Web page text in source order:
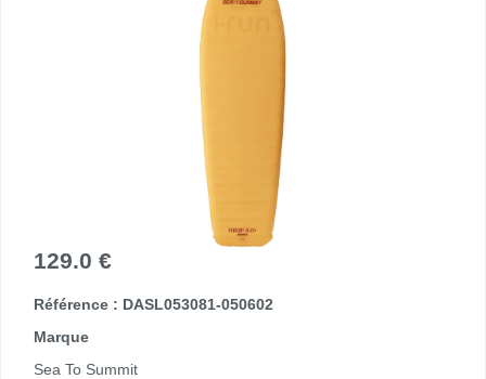
129.0 €
Référence : DASL053081-050602
Marque
Sea To Summit